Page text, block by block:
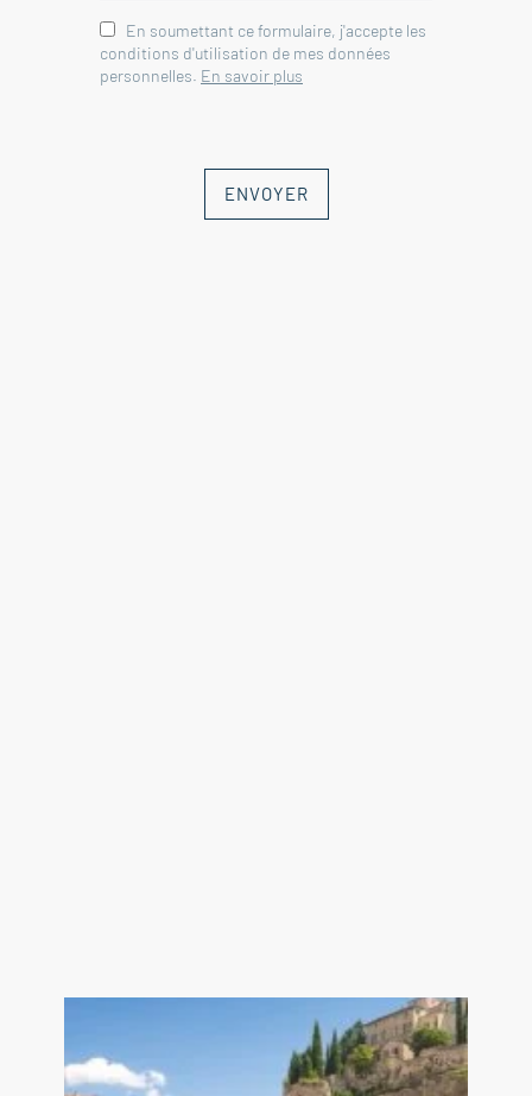
En soumettant ce formulaire, j'accepte les
conditions d'utilisation de mes données
personnelles. En savoir plus
ENVOYER